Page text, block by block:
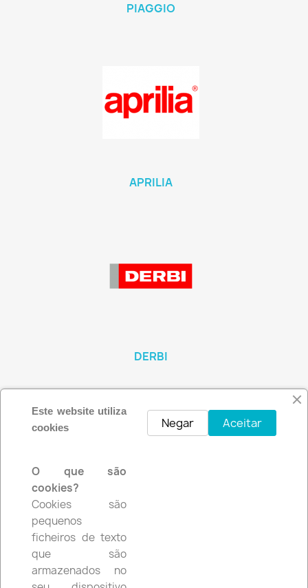
PIAGGIO
APRILIA
DERBI
Este website utiliza
cookies
O que são
cookies?
Cookies são
pequenos
ficheiros de texto
que são
armazenados no
Aceitar
Negar